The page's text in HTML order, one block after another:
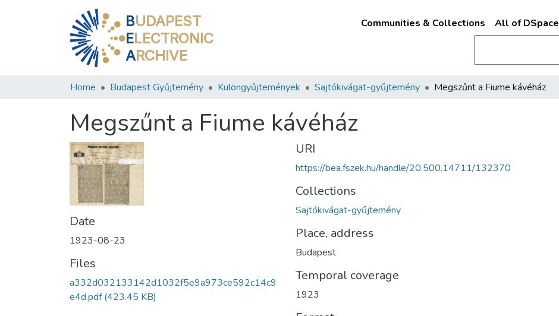
BUDAPEST
ELECTRONIC
ARCHIVE
Communities & Collections All of DSpace
Home Budapest Gyűjtemény Különgyűjtemények Sajtókivágat-gyűjtemény Megszűnt a Fiume kávéház
Megszűnt a Fiume kávéház
Date
1923-08-23
Files
a332d032133142d1032f5e9a973ce592c14c9
e4d.pdf(423.45 KB)
URI
https://bea.fszek.hu/handle/20.500.14711/132370
Collections
Sajtókivágat-gyűjtemény
Place, address
Budapest
Temporal coverage
1923